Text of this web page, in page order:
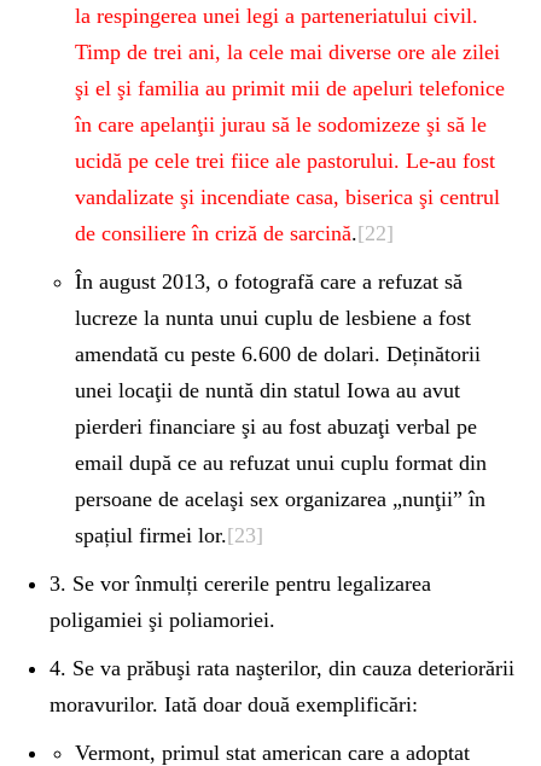
la respingerea unei legi a parteneriatului civil.
Timp de trei ani, la cele mai diverse ore ale zilei
şi el şi familia au primit mii de apeluri telefonice
în care apelanţii jurau să le sodomizeze şi să le
ucidă pe cele trei fiice ale pastorului. Le-au fost
vandalizate şi incendiate casa, biserica şi centrul
de consiliere în criză de sarcină.[22]
În august 2013, o fotografă care a refuzat să
lucreze la nunta unui cuplu de lesbiene a fost
amendată cu peste 6.600 de dolari. Deținătorii
unei locaţii de nuntă din statul Iowa au avut
pierderi financiare şi au fost abuzaţi verbal pe
email după ce au refuzat unui cuplu format din
persoane de acelaşi sex organizarea „nunţii” în
spațiul firmei lor.[23]
3. Se vor înmulți cererile pentru legalizarea
poligamiei şi poliamoriei.
4. Se va prăbuşi rata naşterilor, din cauza deteriorării
moravurilor. Iată doar două exemplificări:
Vermont, primul stat american care a adoptat